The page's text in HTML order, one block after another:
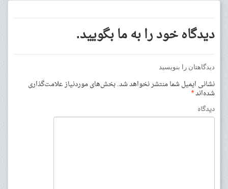
دیدگاه خود را به ما بگویید.
دیدگاهتان را بنویسید
نشانی ایمیل شما منتشر نخواهد شد.بخش‌های موردنیاز علامت‌گذاری
شده‌اند*
دیدگاه